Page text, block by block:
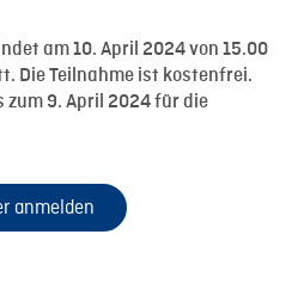
am 10. April 2024 von 15.00
Die Teilnahme ist kostenfrei.
zum 9. April 2024 für die
anmelden